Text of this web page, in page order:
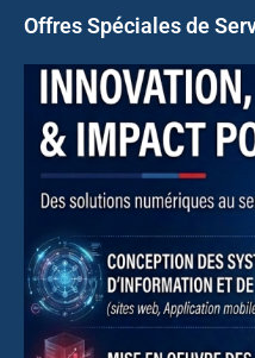
Offres Spéciales de